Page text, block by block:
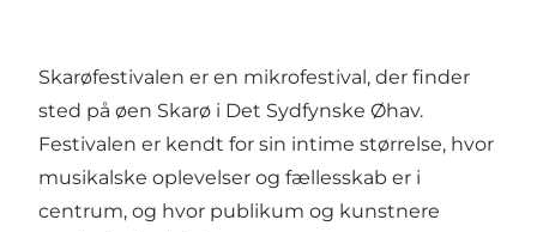
Skarøfestivalen er en mikrofestival, der finder
sted på øen Skarø i Det Sydfynske Øhav.
Festivalen er kendt for sin intime størrelse, hvor
musikalske oplevelser og fællesskab er i
centrum, og hvor publikum og kunstnere